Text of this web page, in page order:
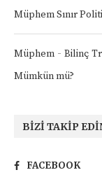
Müphem Sınır
Müphem - Bilinç
Mümkün mü?
BIZI TAKIP
FACEBOOK